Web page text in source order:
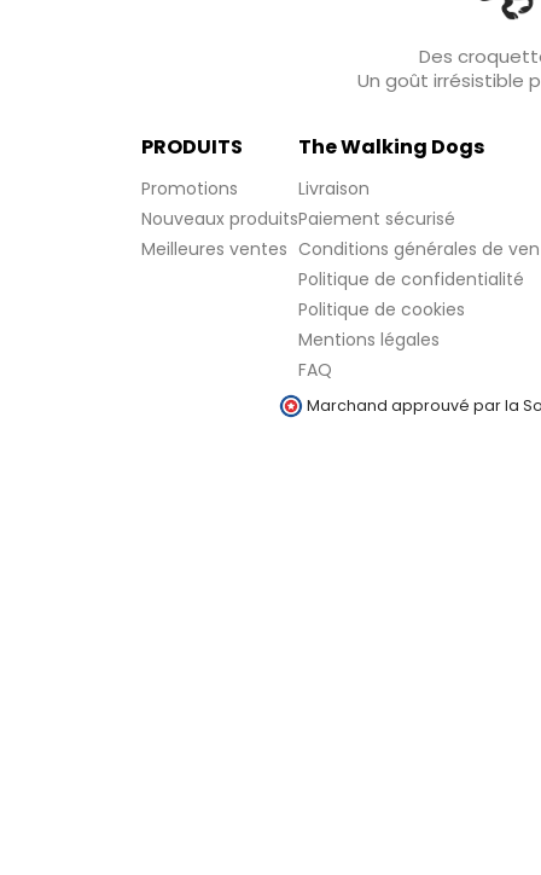
Des
Un goût irrésistible
PRODUITS
Promotions
Nouveaux produits
Meilleures ventes
The Walking Dogs
Livraison
Paiement sécurisé
Conditions générales de
Politique de confidentialité
Politique de cookies
Mentions légales
FAQ
Marchand approuvé par la